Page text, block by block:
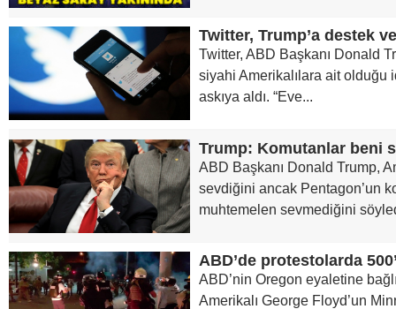
Twitter, ABD Başkanı Donald
siyahi Amerikalılara ait olduğu
askıya aldı. “Eve...
ABD Başkanı Donald Trump,
sevdiğini ancak Pentagon’un
muhtemelen sevmediğini
ABD’nin Oregon eyaletine
Amerikalı George Floyd’un